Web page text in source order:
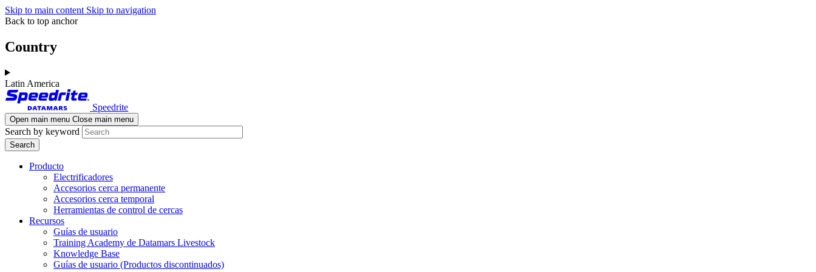
Skip to main content Skip to navigation
Back to top anchor
Country
Latin America
Speedrite
Open main menu Close main menu
Search by keyword
Producto
Electrificadores
Accesorios cerca permanente
Accesorios cerca temporal
Herramientas de control de cercas
Recursos
Guías de usuario
Training Academy de Datamars Livestock
Knowledge Base
Guías de usuario (Productos discontinuados)